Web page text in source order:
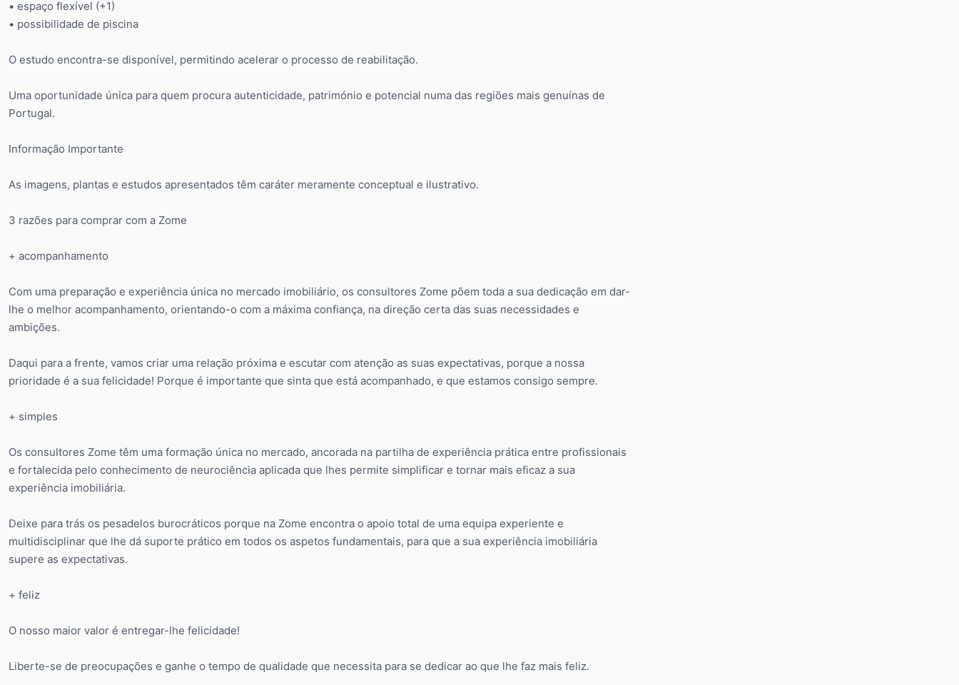
• espaço flexível (+1)
• possibilidade de piscina
O estudo encontra-se disponível, permitindo acelerar o processo de reabilitação.
Uma oportunidade única para quem procura autenticidade, património e potencial numa das regiões mais genuínas de
Portugal.
Informação Importante
As imagens, plantas e estudos apresentados têm caráter meramente conceptual e ilustrativo.
3 razões para comprar com a Zome
+ acompanhamento
Com uma preparação e experiência única no mercado imobiliário, os consultores Zome põem toda a sua dedicação em dar-
lhe o melhor acompanhamento, orientando-o com a máxima confiança, na direção certa das suas necessidades e
ambições.
Daqui para a frente, vamos criar uma relação próxima e escutar com atenção as suas expectativas, porque a nossa
prioridade é a sua felicidade! Porque é importante que sinta que está acompanhado, e que estamos consigo sempre.
+ simples
Os consultores Zome têm uma formação única no mercado, ancorada na partilha de experiência prática entre profissionais
e fortalecida pelo conhecimento de neurociência aplicada que lhes permite simplificar e tornar mais eficaz a sua
experiência imobiliária.
Deixe para trás os pesadelos burocráticos porque na Zome encontra o apoio total de uma equipa experiente e
multidisciplinar que lhe dá suporte prático em todos os aspetos fundamentais, para que a sua experiência imobiliária
supere as expectativas.
+ feliz
O nosso maior valor é entregar-lhe felicidade!
Liberte-se de preocupações e ganhe o tempo de qualidade que necessita para se dedicar ao que lhe faz mais feliz.